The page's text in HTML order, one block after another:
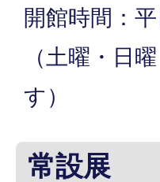
開館時間：
（土曜・日
す）
常設展